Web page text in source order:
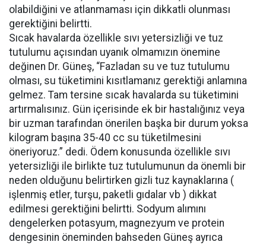
olabildiğini ve atlanmaması için dikkatli olunması
gerektiğini belirtti.
Sıcak havalarda özellikle sıvı yetersizliği ve tuz
tutulumu açısından uyanık olmamızın önemine
değinen Dr. Güneş, “Fazladan su ve tuz tutulumu
olması, su tüketimini kısıtlamanız gerektiği anlamına
gelmez. Tam tersine sıcak havalarda su tüketimini
artırmalısınız. Gün içerisinde ek bir hastalığınız veya
bir uzman tarafından önerilen başka bir durum yoksa
kilogram başına 35-40 cc su tüketilmesini
öneriyoruz.” dedi. Ödem konusunda özellikle sıvı
yetersizliği ile birlikte tuz tutulumunun da önemli bir
neden olduğunu belirtirken gizli tuz kaynaklarına (
işlenmiş etler, turşu, paketli gıdalar vb ) dikkat
edilmesi gerektiğini belirtti. Sodyum alımını
dengelerken potasyum, magnezyum ve protein
dengesinin öneminden bahseden Güneş ayrıca